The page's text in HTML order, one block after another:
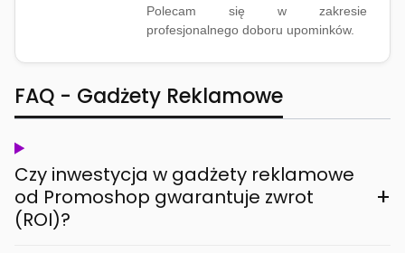
Polecam się w zakresie
profesjonalnego doboru upominków.
FAQ - Gadżety Reklamowe
Czy inwestycja w gadżety reklamowe
od Promoshop gwarantuje zwrot
(ROI)?
+